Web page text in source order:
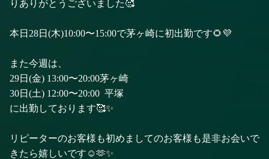
りありがとうございました🥰
本日28日(木)10:00〜15:00で茅ヶ崎に初出勤です🌻💜
また今週は、
29日(金) 13:00〜20:00茅ヶ崎
30日(土) 12:00〜20:00 平塚
に出勤しております🥰✨
リピーターのお客様も初めましてのお客様も是非お会いで
きたら嬉しいです☺️🫶✨